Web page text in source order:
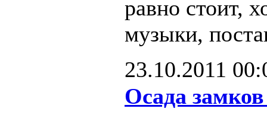
равно стоит,
музыки,
23.10.2011
Осада замков